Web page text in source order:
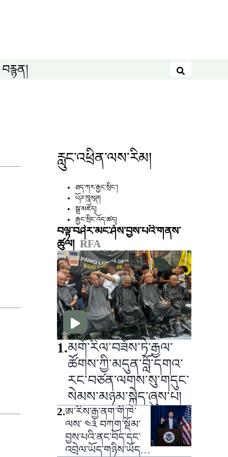
བརྙན།
རླུང་འཕྲིན་ལས་རིམ།
ཐད་ཀར་རྒྱང་སྲིང༌།
པོཌ་ཁཱས྄ཊ།
སྒྲ་མཛོད།
རྒྱང་སྲིང་འོད་ཚད།
བལྟ་བཤེར་མང་ཤོས་བྱས་པའི་གནས་
ཚུལ། RFA
1.མགོ་རིལ་བཟོས་ཏེ་རྒྱལ་
ཚོགས་ཀྱི་མདུན་བློ་དགའ་
རང་བཙན་ལགས་སུ་གདུང་
སེམས་མཉམ་སྐྱེད་ཞུས་པ།
2.ཨ་རིས་རྒྱ་ནག་གི་ཁེ་
ལས་ ༤༣ བཀག་སྡོམ་
བྱས་པའི་ནང་བོད་དང་
འབྲེལ་ཡོད་གཉིས་ཡོད་